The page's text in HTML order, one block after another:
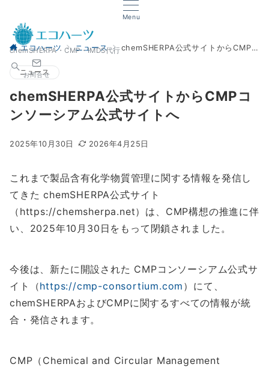
Menu
chemSHERPA・CMP・IMDS代行
お問合せ
エコハーツ ニュース chemSHERPA公式サイトからCMPコンソーシアム公式サイトへ
ニュース
chemSHERPA公式サイトからCMPコ
ンソーシアム公式サイトへ
2025年10月30日 2026年4月25日
これまで製品含有化学物質管理に関する情報を発信し
てきた chemSHERPA公式サイト
（https://chemsherpa.net）は、CMP構想の推進に伴
い、2025年10月30日をもって閉鎖されました。
今後は、新たに開設された CMPコンソーシアム公式サ
イト（https://cmp-consortium.com ）にて、
chemSHERPAおよびCMPに関するすべての情報が統
合・発信されます。
CMP（Chemical and Circular Management